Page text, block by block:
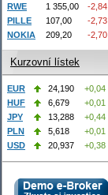
RWE
1 355,00
-2,84
PILLE
107,00
-2,73
NOKIA
209,20 -2,70
Kurzovní lístek
EUR 24,190
+0,04
HUF
6,679
+0,01
JPY
13,288
+0,44
PLN
5,618
+0,01
USD
20,937 +0,38